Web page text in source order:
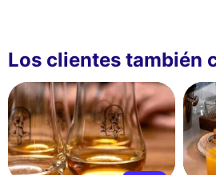
Los clientes también